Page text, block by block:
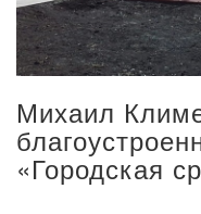
Михаил
«Городская